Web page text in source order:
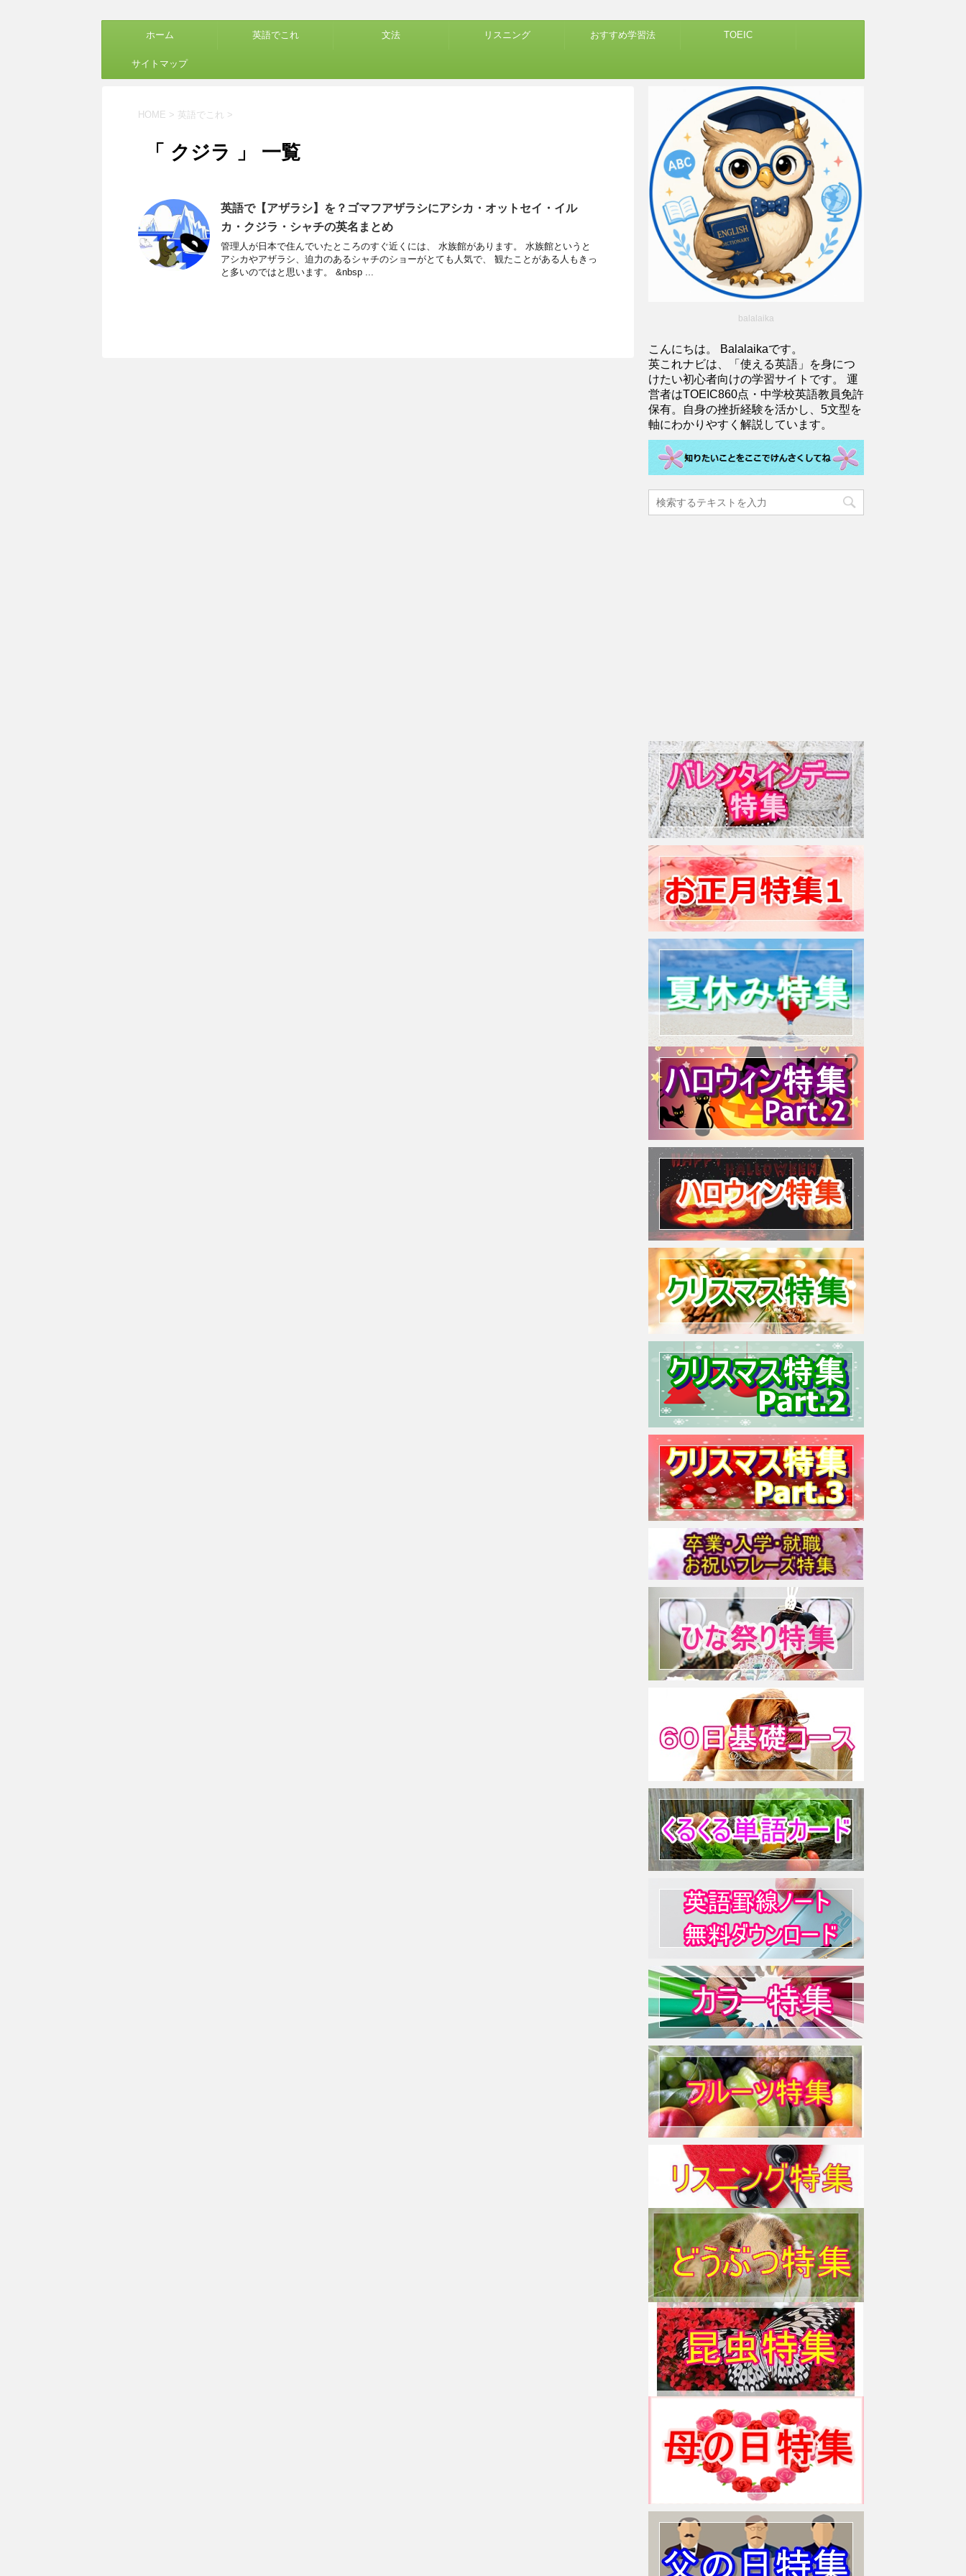
ホーム 英語でこれ 文法 リスニング おすすめ学習法 TOEIC
サイトマップ
HOME > 英語でこれ >
「 クジラ 」 一覧
英語で【アザラシ】を？ゴマフアザラシにアシカ・オットセイ・イル
カ・クジラ・シャチの英名まとめ
管理人が日本で住んでいたところのすぐ近くには、 水族館があります。 水族館というと
アシカやアザラシ、迫力のあるシャチのショーがとても人気で、 観たことがある人もきっ
と多いのではと思います。 &nbsp ...
balalaika
こんにちは。 Balalaikaです。
英これナビは、「使える英語」を身につ
けたい初心者向けの学習サイトです。 運
営者はTOEIC860点・中学校英語教員免許
保有。自身の挫折経験を活かし、5文型を
軸にわかりやすく解説しています。